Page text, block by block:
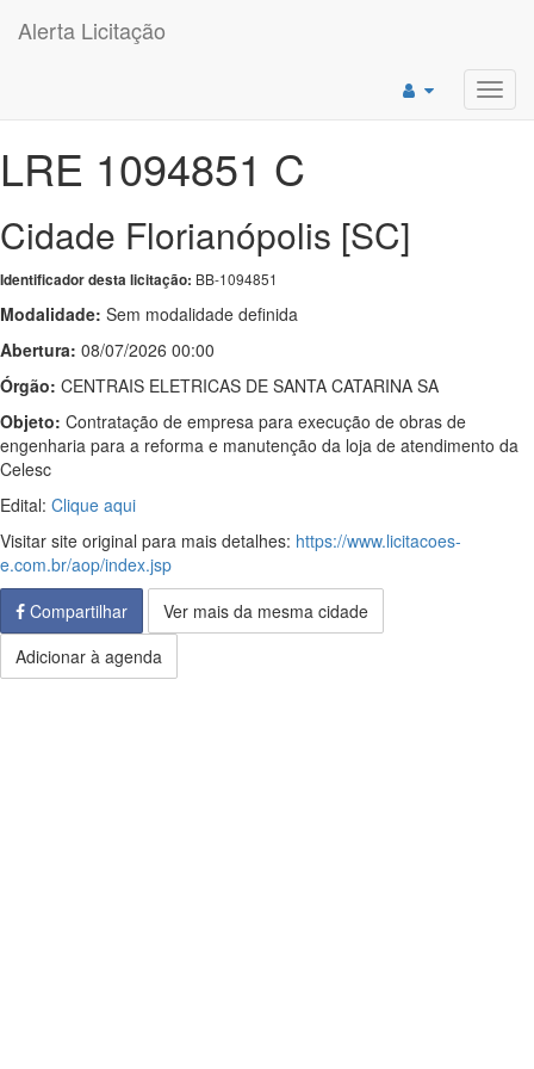
Alerta Licitação
LRE 1094851 C
Cidade Florianópolis [SC]
Identificador desta licitação: BB-1094851
Modalidade: Sem modalidade definida
Abertura: 08/07/2026 00:00
Órgão: CENTRAIS ELETRICAS DE SANTA CATARINA SA
Objeto: Contratação de empresa para execução de obras de
engenharia para a reforma e manutenção da loja de atendimento da
Celesc
Edital: Clique aqui
Visitar site original para mais detalhes: https://www.licitacoes-
e.com.br/aop/index.jsp
Compartilhar
Ver mais da mesma cidade
Adicionar à agenda